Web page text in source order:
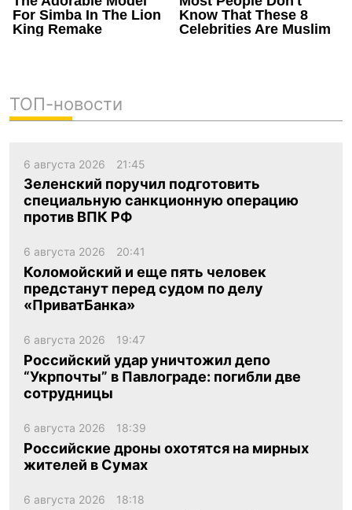
ТОП-новости
6 августа 2026 21:45
Зеленский поручил подготовить
специальную санкционную операцию
против ВПК РФ
6 августа 2026 20:41
Коломойский и еще пять человек
предстанут перед судом по делу
«ПриватБанка»
6 августа 2026 19:47
Российский удар уничтожил депо
“Укрпочты” в Павлограде: погибли две
сотрудницы
6 августа 2026 18:39
Российские дроны охотятся на мирных
жителей в Сумах
6 августа 2026 18:18